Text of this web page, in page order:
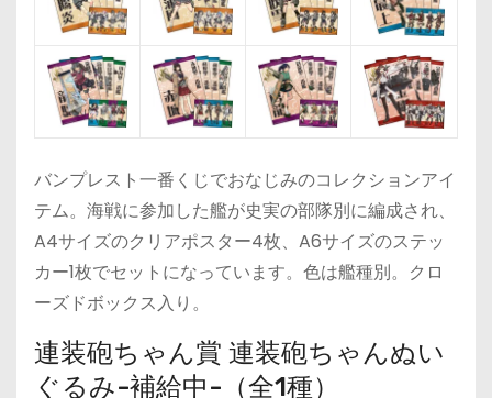
バンプレスト一番くじでおなじみのコレクションアイ
テム。海戦に参加した艦が史実の部隊別に編成され、
A4サイズのクリアポスター4枚、A6サイズのステッ
カー1枚でセットになっています。色は艦種別。クロ
ーズドボックス入り。
連装砲ちゃん賞 連装砲ちゃんぬい
ぐるみ-補給中-（全1種）